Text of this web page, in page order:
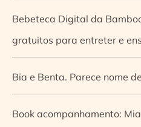
Bebeteca Digital da
gratuitos para entreter e
Bia e Benta. Parece nome
Book acompanhamento: